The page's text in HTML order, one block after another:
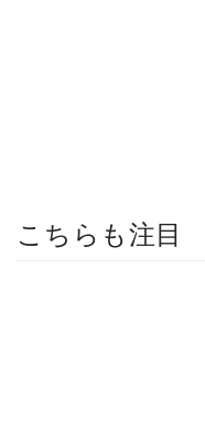
こちらも注目